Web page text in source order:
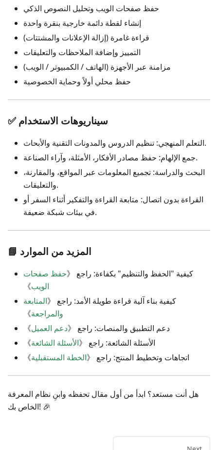
حفظ صفحات الويب وتحليل النصوص الذكي
إنشاء لقطة دائمة خارجية بنقرة واحدة
قراءة غامرة (إزالة الإعلانات والمشتتات)
التمييز وإضافة الملاحظات والتعليقات
مزامنة عبر الأجهزة (الهاتف / الكمبيوتر / الويب)
حفظ محلي أولاً وحماية الخصوصية
✅ سيناريوهات الاستخدام
التعلم المنهجي: تنظيم الدروس والمدونات التقنية والأبحاث.
جمع الإلهام: حفظ مصادر الأفكار، الأمثلة، وآراء الصناعة.
البحث والدراسة: تجميع المعلومات عبر المواقع، والمقارنة،
والتعليقات.
القراءة بدون اتصال: متابعة القراءة والتفكير أثناء السفر أو
في بيئات شبكة ضعيفة.
📘 المزيد من الموارد
كيفية "الحفظ والتنظيم" بكفاءة: راجع 《حفظ صفحات
الويب》
كيفية بناء آلية قراءة طويلة الأمد: راجع 《المتابعة
والمراجعة》
دعم التطبيق والمنصات: راجع 《دعم العميل》
الأسئلة الشائعة: راجع 《الأسئلة الشائعة》
اتجاهات وتخطيط المنتج: راجع 《الخطة المستقبلية》
هل أنت مستعد؟ ابدأ من أول مقال تحفظه وابنِ نظام المعرفة
الخاص بك! 🎉